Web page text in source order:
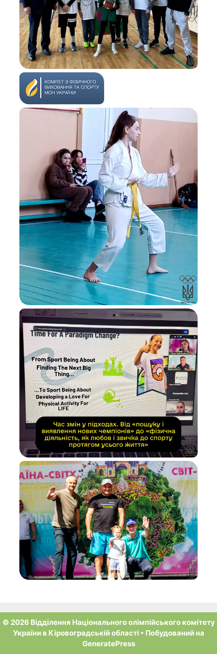
© 2026 Відділення Національного олімпійського комітету
України в Кіровоградській області• Побудований на
GeneratePress